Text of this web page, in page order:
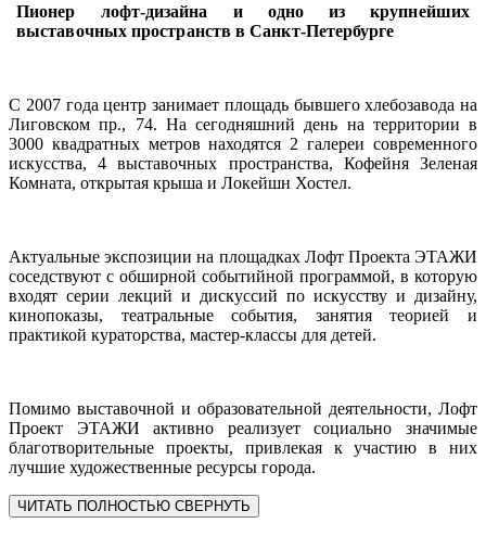
Пионер лофт-дизайна и одно из крупнейших
выставочных пространств в Санкт-Петербурге
С 2007 года центр занимает площадь бывшего хлебозавода на
Лиговском пр., 74. На сегодняшний день на территории в
3000 квадратных метров находятся 2 галереи современного
искусства, 4 выставочных пространства, Кофейня Зеленая
Комната, открытая крыша и Локейшн Хостел.
Актуальные экспозиции на площадках Лофт Проекта ЭТАЖИ
соседствуют с обширной событийной программой, в которую
входят серии лекций и дискуссий по искусству и дизайну,
кинопоказы, театральные события, занятия теорией и
практикой кураторства, мастер-классы для детей.
Помимо выставочной и образовательной деятельности, Лофт
Проект ЭТАЖИ активно реализует социально значимые
благотворительные проекты, привлекая к участию в них
лучшие художественные ресурсы города.
ЧИТАТЬ ПОЛНОСТЬЮ СВЕРНУТЬ